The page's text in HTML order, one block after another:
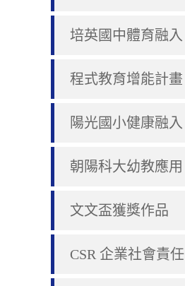
培英國中體育融入
程式教育增能計畫
陽光國小健康融入
朝陽科大幼教應用
文文盃獲獎作品
CSR 企業社會責任